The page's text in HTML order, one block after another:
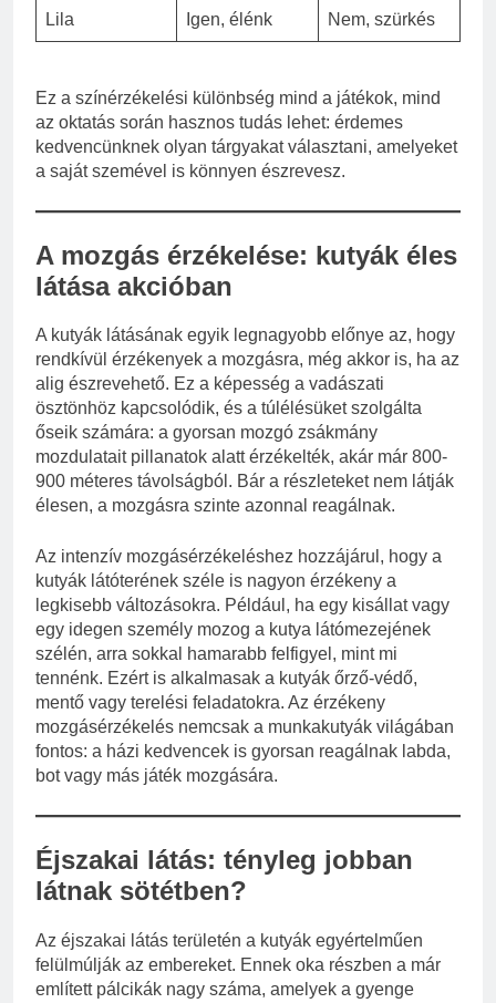
Lila Igen, élénk Nem, szürkés
Ez a színérzékelési különbség mind a játékok, mind
az oktatás során hasznos tudás lehet: érdemes
kedvencünknek olyan tárgyakat választani, amelyeket
a saját szemével is könnyen észrevesz.
A mozgás érzékelése: kutyák éles
látása akcióban
A kutyák látásának egyik legnagyobb előnye az, hogy
rendkívül érzékenyek a mozgásra, még akkor is, ha az
alig észrevehető. Ez a képesség a vadászati
ösztönhöz kapcsolódik, és a túlélésüket szolgálta
őseik számára: a gyorsan mozgó zsákmány
mozdulatait pillanatok alatt érzékelték, akár már 800-
900 méteres távolságból. Bár a részleteket nem látják
élesen, a mozgásra szinte azonnal reagálnak.
Az intenzív mozgásérzékeléshez hozzájárul, hogy a
kutyák látóterének széle is nagyon érzékeny a
legkisebb változásokra. Például, ha egy kisállat vagy
egy idegen személy mozog a kutya látómezejének
szélén, arra sokkal hamarabb felfigyel, mint mi
tennénk. Ezért is alkalmasak a kutyák őrző-védő,
mentő vagy terelési feladatokra. Az érzékeny
mozgásérzékelés nemcsak a munkakutyák világában
fontos: a házi kedvencek is gyorsan reagálnak labda,
bot vagy más játék mozgására.
Éjszakai látás: tényleg jobban
látnak sötétben?
Az éjszakai látás területén a kutyák egyértelműen
felülmúlják az embereket. Ennek oka részben a már
említett pálcikák nagy száma, amelyek a gyenge